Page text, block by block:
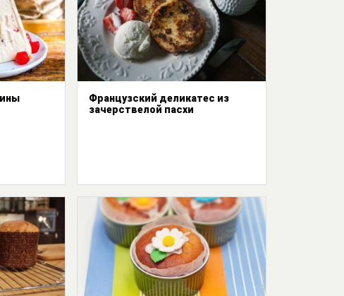
Французский деликатес из
зачерствелой пасхи